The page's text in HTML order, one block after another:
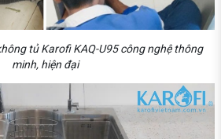
tủ Karofi KAQ-U95 công nghệ thông
minh, hiện đại